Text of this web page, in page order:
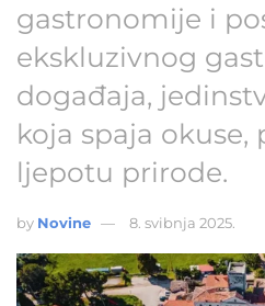
gastronomije i
ekskluzivnog
događaja,
koja spaja okuse,
ljepotu prirode.
by Novine 8. svibnja 2025.